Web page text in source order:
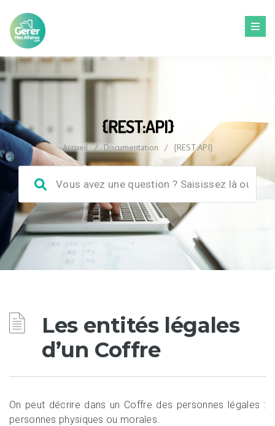
{REST:API}
Accueil / Documentation / {REST:API}
Les entités légales
d’un Coffre
On peut décrire dans un Coffre des personnes légales :
personnes physiques ou morales.